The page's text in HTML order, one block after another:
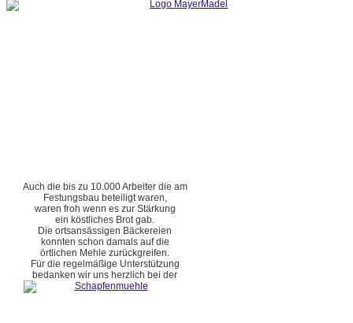
Auch die bis zu 10.000 Arbeiter die am
Festungsbau beteiligt waren,
waren froh wenn es zur Stärkung
ein köstliches Brot gab.
Die ortsansässigen Bäckereien
konnten schon damals auf die
örtlichen Mehle zurückgreifen.
Für die regelmäßige Unterstützung
bedanken wir uns herzlich bei der